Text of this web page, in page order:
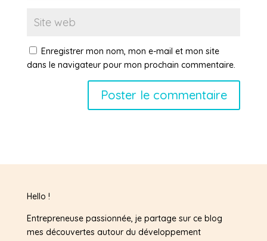
Enregistrer mon nom, mon e-mail et mon site
dans le navigateur pour mon prochain commentaire.
Hello !
Entrepreneuse passionnée, je partage sur ce blog
mes découvertes autour du développement